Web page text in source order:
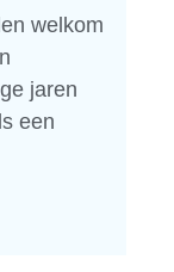
welkom
jaren
een